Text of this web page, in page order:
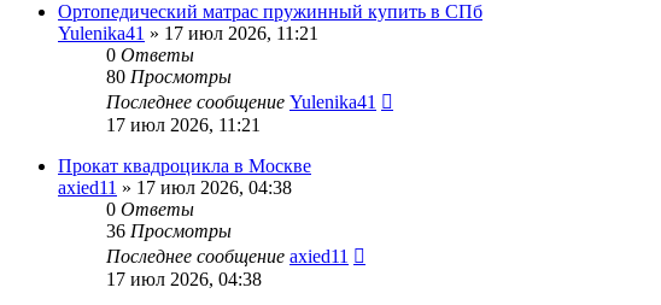
Ортопедический матрас пружинный купить в СПб
Yulenika41 » 17 июл 2026, 11:21
0 Ответы
80 Просмотры
Последнее сообщение Yulenika41
17 июл 2026, 11:21
Прокат квадроцикла в Москве
axied11 » 17 июл 2026, 04:38
0 Ответы
36 Просмотры
Последнее сообщение axied11
17 июл 2026, 04:38